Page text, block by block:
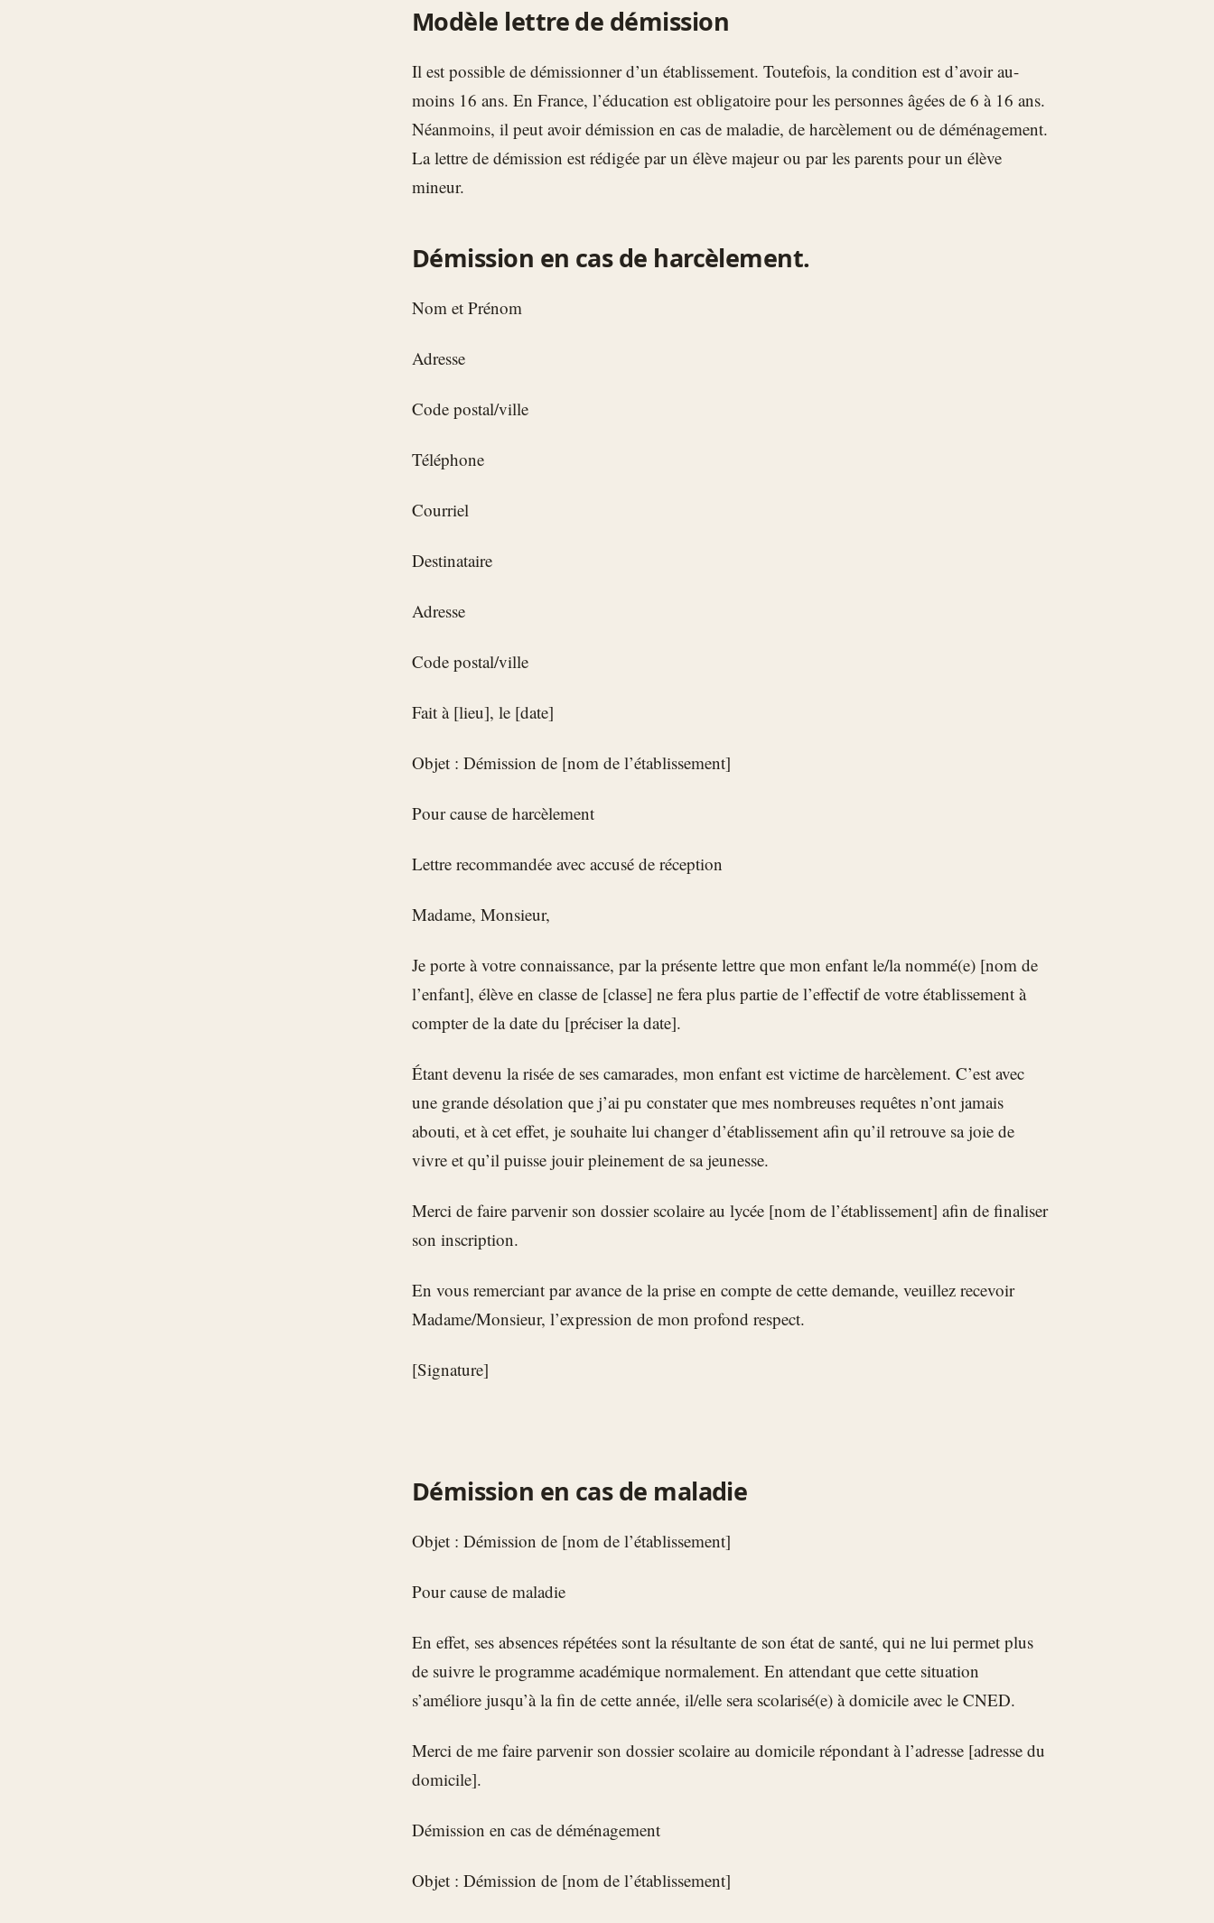
Modèle lettre de démission
Il est possible de démissionner d’un établissement. Toutefois, la condition est d’avoir au-
moins 16 ans. En France, l’éducation est obligatoire pour les personnes âgées de 6 à 16 ans.
Néanmoins, il peut avoir démission en cas de maladie, de harcèlement ou de déménagement.
La lettre de démission est rédigée par un élève majeur ou par les parents pour un élève
mineur.
Démission en cas de harcèlement.
Nom et Prénom
Adresse
Code postal/ville
Téléphone
Courriel
Destinataire
Adresse
Code postal/ville
Fait à [lieu], le [date]
Objet : Démission de [nom de l’établissement]
Pour cause de harcèlement
Lettre recommandée avec accusé de réception
Madame, Monsieur,
Je porte à votre connaissance, par la présente lettre que mon enfant le/la nommé(e) [nom de
l’enfant], élève en classe de [classe] ne fera plus partie de l’effectif de votre établissement à
compter de la date du [préciser la date].
Étant devenu la risée de ses camarades, mon enfant est victime de harcèlement. C’est avec
une grande désolation que j’ai pu constater que mes nombreuses requêtes n’ont jamais
abouti, et à cet effet, je souhaite lui changer d’établissement afin qu’il retrouve sa joie de
vivre et qu’il puisse jouir pleinement de sa jeunesse.
Merci de faire parvenir son dossier scolaire au lycée [nom de l’établissement] afin de finaliser
son inscription.
En vous remerciant par avance de la prise en compte de cette demande, veuillez recevoir
Madame/Monsieur, l’expression de mon profond respect.
[Signature]
Démission en cas de maladie
Objet : Démission de [nom de l’établissement]
Pour cause de maladie
En effet, ses absences répétées sont la résultante de son état de santé, qui ne lui permet plus
de suivre le programme académique normalement. En attendant que cette situation
s’améliore jusqu’à la fin de cette année, il/elle sera scolarisé(e) à domicile avec le CNED.
Merci de me faire parvenir son dossier scolaire au domicile répondant à l’adresse [adresse du
domicile].
Démission en cas de déménagement
Objet : Démission de [nom de l’établissement]